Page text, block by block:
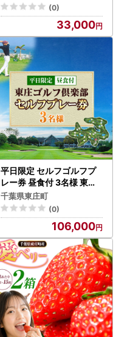
(0)
33,000
平日限定 セルフゴルフプ
レー券 昼食付 3名様 東庄
ゴルフ倶楽部 ゴルフ
千葉県東庄町
(0)
106,000